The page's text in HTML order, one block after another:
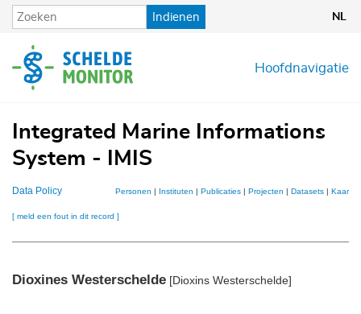
Overslaan
en
de
inhoud
Indienen NL
Hoofdnavigatie
Integrated Marine Informations
System - IMIS
Data Policy Personen | Instituten | Publicaties| Projecten | Datasets| Kaarten
[ meld een fout in dit record ]
Dioxines Westerschelde [Dioxins Westerschelde]